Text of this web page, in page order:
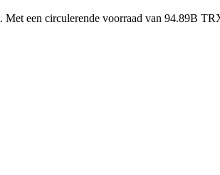
. Met een circulerende voorraad van 94.89B